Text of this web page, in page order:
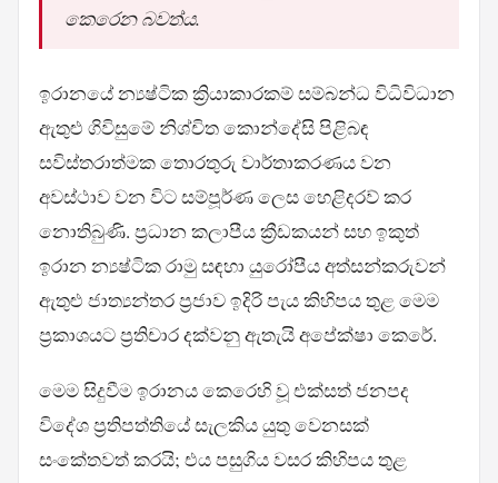
කෙරෙන බවත්ය.
ඉරානයේ න්‍යෂ්ටික ක්‍රියාකාරකම් සම්බන්ධ විධිවිධාන
ඇතුළු ගිවිසුමේ නිශ්චිත කොන්දේසි පිළිබඳ
සවිස්තරාත්මක තොරතුරු වාර්තාකරණය වන
අවස්ථාව වන විට සම්පූර්ණ ලෙස හෙළිදරව් කර
නොතිබුණි. ප්‍රධාන කලාපීය ක්‍රීඩකයන් සහ ඉකුත්
ඉරාන න්‍යෂ්ටික රාමු සඳහා යුරෝපීය අත්සන්කරුවන්
ඇතුළු ජාත්‍යන්තර ප්‍රජාව ඉදිරි පැය කිහිපය තුළ මෙම
ප්‍රකාශයට ප්‍රතිචාර දක්වනු ඇතැයි අපේක්ෂා කෙරේ.
මෙම සිදුවීම ඉරානය කෙරෙහි වූ එක්සත් ජනපද
විදේශ ප්‍රතිපත්තියේ සැලකිය යුතු වෙනසක්
සංකේතවත් කරයි; එය පසුගිය වසර කිහිපය තුළ